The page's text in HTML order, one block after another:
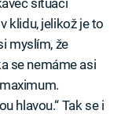
klidu, jelikož je to
myslím, že
se nemáme asi
hlavou.“ Tak se i